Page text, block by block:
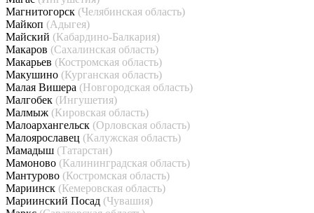
Магнитогорск (Челябинская область)
Майкоп (Адыгея)
Майский (Кабардино-Балкария)
Макаров (Сахалинская область)
Макарьев (Костромская область)
Макушино (Курганская область)
Малая Вишера (Новгородская область)
Малгобек (Ингушетия)
Малмыж (Кировская область)
Малоархангельск (Орловская область)
Малоярославец (Калужская область)
Мамадыш (Татарстан)
Мамоново (Калининградская область)
Мантурово (Костромская область)
Мариинск (Кемеровская область)
Мариинский Посад (Чувашия)